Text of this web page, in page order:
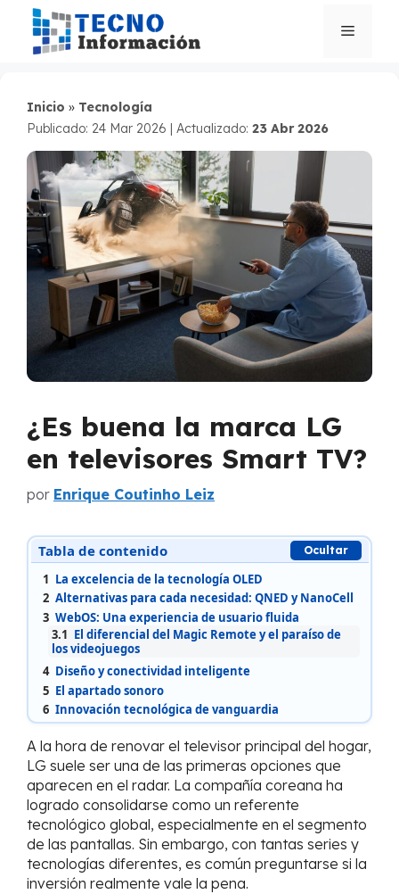
Saltar
contenido
Menú
Inicio » Tecnología
Publicado: 24 Mar 2026 | Actualizado: 23 Abr 2026
¿Es buena la marca LG
en televisores Smart TV?
por Enrique Coutinho Leiz
Tabla de contenido Ocultar
1 La excelencia de la tecnología OLED
2 Alternativas para cada necesidad: QNED y NanoCell
3 WebOS: Una experiencia de usuario fluida
3.1 El diferencial del Magic Remote y el paraíso de
los videojuegos
4 Diseño y conectividad inteligente
5 El apartado sonoro
6 Innovación tecnológica de vanguardia
A la hora de renovar el televisor principal del hogar,
LG suele ser una de las primeras opciones que
aparecen en el radar. La compañía coreana ha
logrado consolidarse como un referente
tecnológico global, especialmente en el segmento
de las pantallas. Sin embargo, con tantas series y
tecnologías diferentes, es común preguntarse si la
inversión realmente vale la pena.